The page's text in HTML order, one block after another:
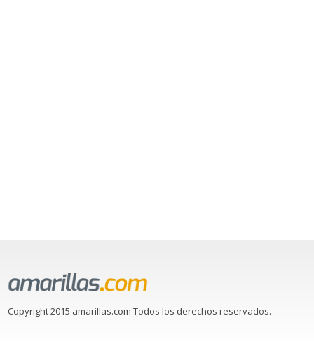
Copyright 2015 amarillas.com Todos los derechos reservados.